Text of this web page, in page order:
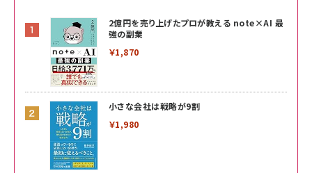
2億円を売り上げたプロが教える note×AI 最
強の副業
￥1,870
小さな会社は戦略が9割
￥1,980